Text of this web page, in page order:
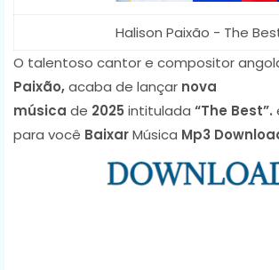
Halison Paixão - The
O talentoso cantor e compositor
Paixão,acaba de lançar nova
música de 2025 intitulada “The Best”.
para você BaixarMúsica Mp3